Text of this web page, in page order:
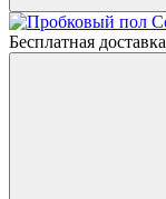
Бесплатная доставка